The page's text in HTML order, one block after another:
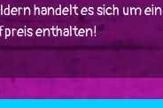
handelt es sich um ein
enthalten!